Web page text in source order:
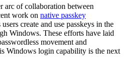
arc of collaboration between
work on native passkey
users create and use passkeys in the
Windows. These efforts have laid
movement and
Windows login capability is the next